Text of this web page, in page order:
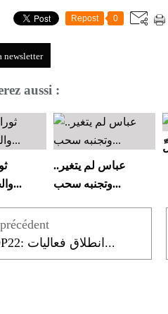
Repost 0
newsletter
aussi :
والجياع" قادمة...
عباس لم يتغير..
وتجنبه سحب...
RT @COP22: انطلاق فعاليات...